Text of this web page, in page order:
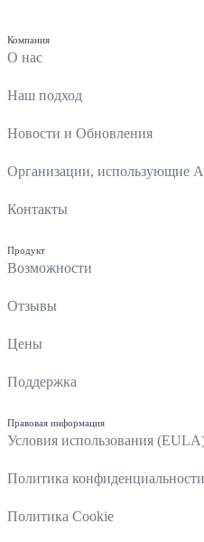
Компания
О нас
Наш подход
Новости и Обновления
Организации, использующие
Контакты
Продукт
Возможности
Отзывы
Цены
Поддержка
Правовая информация
Условия использования
Политика конфиденциальности
Политика Cookie